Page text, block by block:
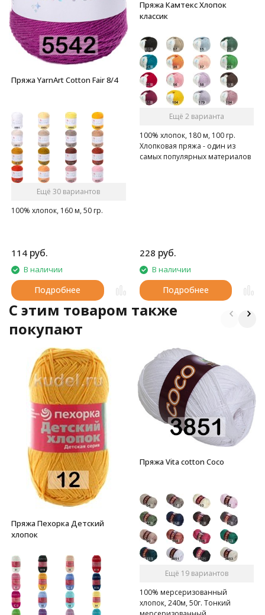
Пряжа YarnArt Cotton Fair 8/4
Ещё 30 вариантов
100% хлопок, 160 м, 50 гр.
114 руб.
В наличии
Подробнее
Пряжа Камтекс Хлопок
классик
Ещё 2 варианта
100% хлопок, 180 м, 100 гр.
Хлопковая пряжа - один из
самых популярных материалов
228 руб.
В наличии
Подробнее
C этим товаром также
покупают
Пряжа Пехорка Детский
хлопок
Пряжа Vita cotton Coco
Ещё 19 вариантов
100% мерсеризованный
хлопок, 240м, 50г. Тонкий